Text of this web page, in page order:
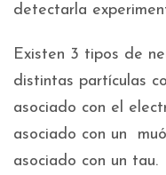
detectarla
Existen 3 tipos de
distintas partículas
asociado con el
asociado con un
asociado con un